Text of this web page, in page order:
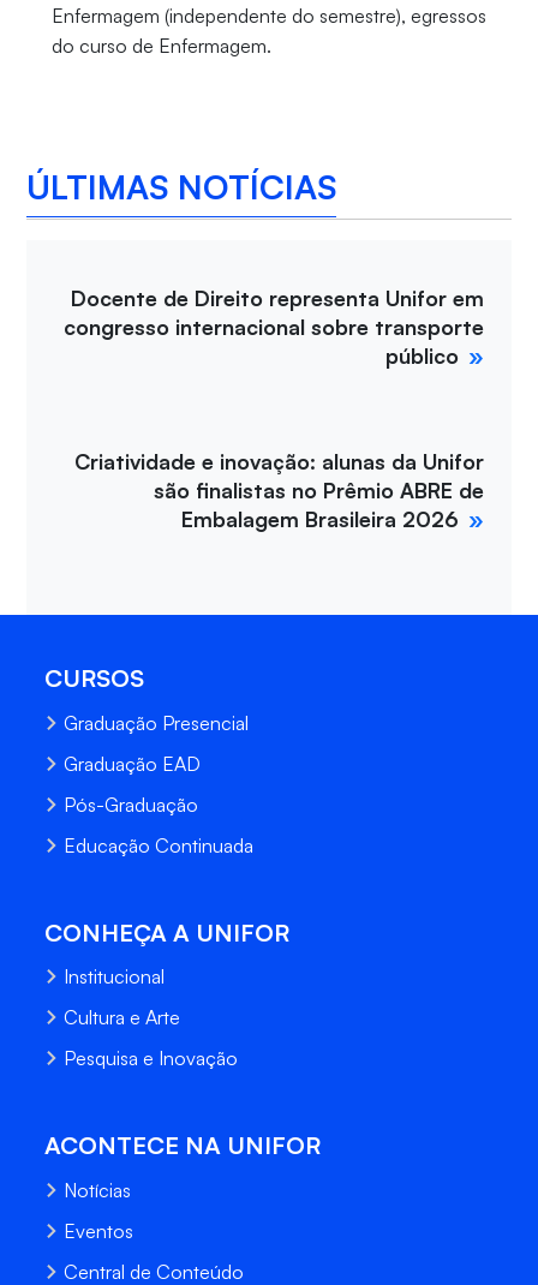
Enfermagem (independente do semestre), egressos
do curso de Enfermagem.
ÚLTIMAS NOTÍCIAS
Docente de Direito representa Unifor em
congresso internacional sobre transporte
público
Criatividade e inovação: alunas da Unifor
são finalistas no Prêmio ABRE de
Embalagem Brasileira 2026
CURSOS
Graduação Presencial
Graduação EAD
Pós-Graduação
Educação Continuada
CONHEÇA A UNIFOR
Institucional
Cultura e Arte
Pesquisa e Inovação
ACONTECE NA UNIFOR
Notícias
Eventos
Central de Conteúdo